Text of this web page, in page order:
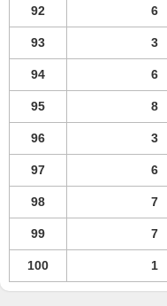
92 6
93 3
94 6
95 8
96 3
97 6
98 7
99 7
100 1